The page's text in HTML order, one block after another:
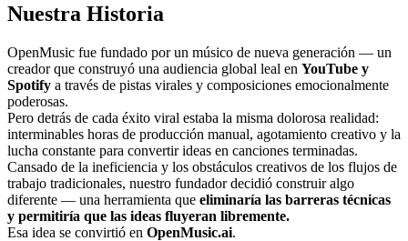
Nuestra Historia
OpenMusic fue fundado por un músico de nueva generación — un
creador que construyó una audiencia global leal en YouTube y
Spotify a través de pistas virales y composiciones emocionalmente
poderosas.
Pero detrás de cada éxito viral estaba la misma dolorosa realidad:
interminables horas de producción manual, agotamiento creativo y la
lucha constante para convertir ideas en canciones terminadas.
Cansado de la ineficiencia y los obstáculos creativos de los flujos de
trabajo tradicionales, nuestro fundador decidió construir algo
diferente — una herramienta que eliminaría las barreras técnicas
y permitiría que las ideas fluyeran libremente.
Esa idea se convirtió en OpenMusic.ai.